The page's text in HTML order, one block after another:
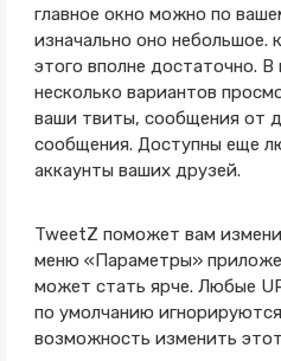
главное окно можно по
изначально оно небольшое.
этого вполне достаточно.
несколько вариантов
ваши твиты, сообщения от
сообщения. Доступны еще
аккаунты ваших друзей.
TweetZ поможет вам
меню «Параметры»
может стать ярче. Любые
по умолчанию
возможность изменить